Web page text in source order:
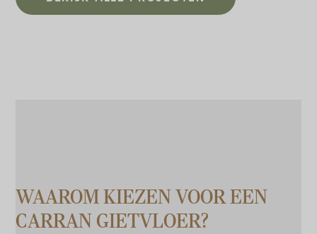
WAAROM KIEZEN VOOR EEN
CARRAN GIETVLOER?